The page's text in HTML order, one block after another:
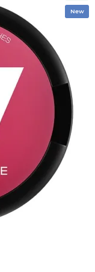
New